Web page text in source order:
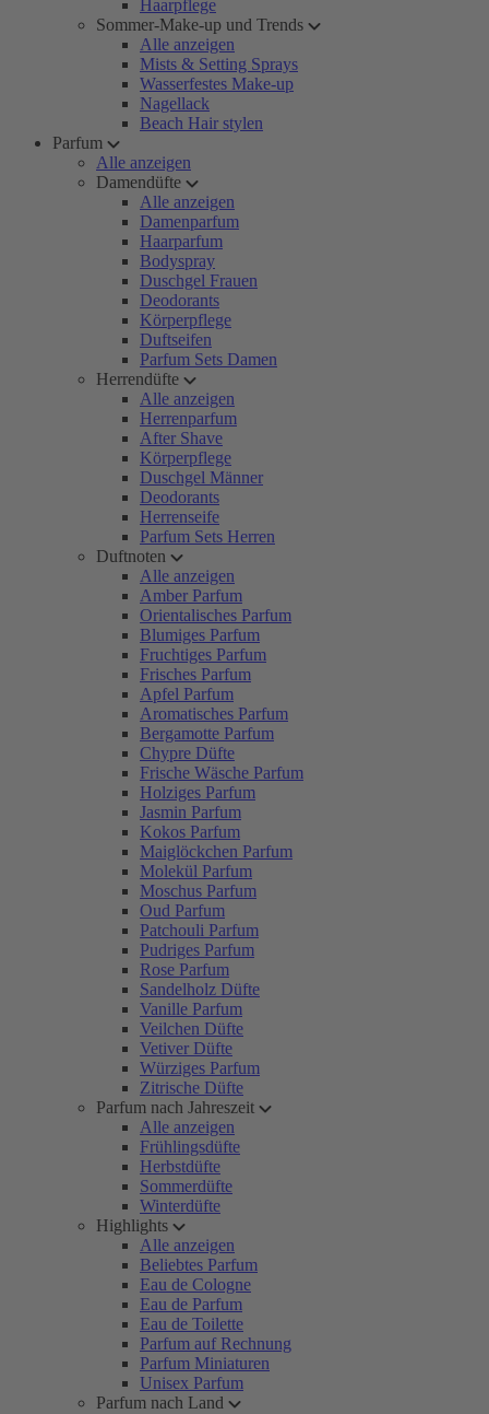
Haarpflege
Sommer-Make-up und Trends
Alle anzeigen
Mists & Setting Sprays
Wasserfestes Make-up
Nagellack
Beach Hair stylen
Parfum
Alle anzeigen
Damendüfte
Alle anzeigen
Damenparfum
Haarparfum
Bodyspray
Duschgel Frauen
Deodorants
Körperpflege
Duftseifen
Parfum Sets Damen
Herrendüfte
Alle anzeigen
Herrenparfum
After Shave
Körperpflege
Duschgel Männer
Deodorants
Herrenseife
Parfum Sets Herren
Duftnoten
Alle anzeigen
Amber Parfum
Orientalisches Parfum
Blumiges Parfum
Fruchtiges Parfum
Frisches Parfum
Apfel Parfum
Aromatisches Parfum
Bergamotte Parfum
Chypre Düfte
Frische Wäsche Parfum
Holziges Parfum
Jasmin Parfum
Kokos Parfum
Maiglöckchen Parfum
Molekül Parfum
Moschus Parfum
Oud Parfum
Patchouli Parfum
Pudriges Parfum
Rose Parfum
Sandelholz Düfte
Vanille Parfum
Veilchen Düfte
Vetiver Düfte
Würziges Parfum
Zitrische Düfte
Parfum nach Jahreszeit
Alle anzeigen
Frühlingsdüfte
Herbstdüfte
Sommerdüfte
Winterdüfte
Highlights
Alle anzeigen
Beliebtes Parfum
Eau de Cologne
Eau de Parfum
Eau de Toilette
Parfum auf Rechnung
Parfum Miniaturen
Unisex Parfum
Parfum nach Land